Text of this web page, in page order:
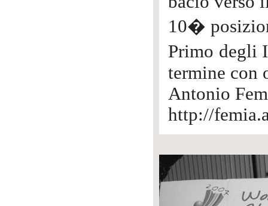
10�
Primo degli
termine con
Antonio
http://